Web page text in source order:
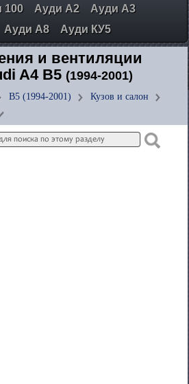
100 Ауди А2
Ауди А3
Ауди А8 Ауди КУ5
и вентиляции
A4 B5 (1994-2001)
B5 (1994-2001)
Кузов и салон